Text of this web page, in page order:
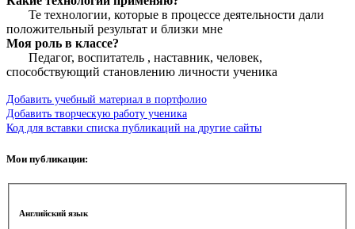
Те технологии, которые в процессе деятельности дали
положительный результат и близки мне
Моя роль в классе?
Педагог, воспитатель , наставник, человек,
способствующий становлению личности ученика
Добавить учебный материал в портфолио
Добавить творческую работу ученика
Код для вставки списка публикаций на другие сайты
Мои публикации:
Английский язык